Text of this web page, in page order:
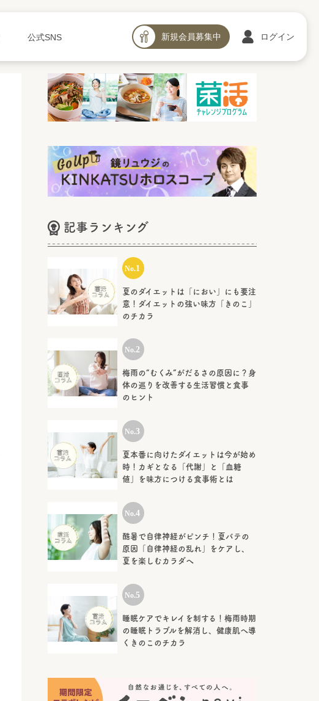
公式SNS 新規会員募集中 ログイン
記事ランキング
夏のダイエットは「におい」にも要注
意！ダイエットの強い味方「きのこ」
のチカラ
梅雨の“むくみ”がだるさの原因に？身
体の巡りを改善する生活習慣と食事
のヒント
夏本番に向けたダイエットは今が始め
時！カギとなる「代謝」と「血糖
値」を味方につける食事術とは
酷暑で自律神経がピンチ！夏バテの
原因「自律神経の乱れ」をケアし、
夏を楽しむカラダへ
睡眠ケアでキレイを制する！梅雨時期
の睡眠トラブルを解消し、健康肌へ導
くきのこのチカラ